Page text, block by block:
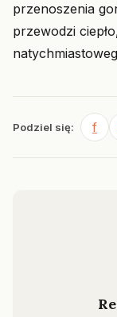
przenoszenia
przewodzi
Podziel się: f